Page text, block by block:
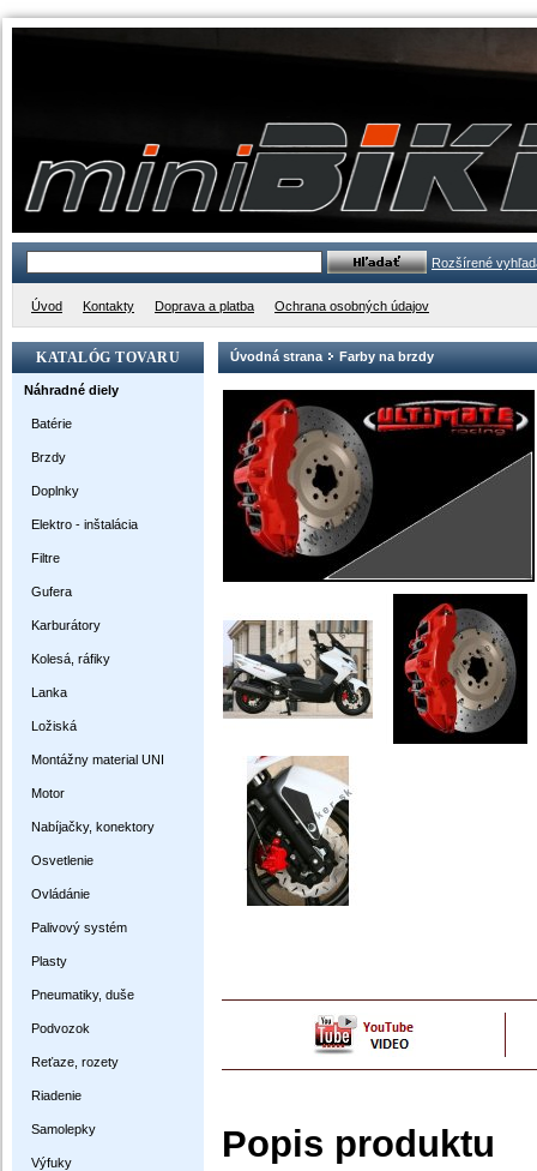
Rozšírené
Úvod Kontakty Doprava a platba Ochrana osobných údajov
KATALÓG TOVARU
Náhradné diely
Batérie
Brzdy
Doplnky
Elektro - inštalácia
Filtre
Gufera
Karburátory
Kolesá, ráfiky
Lanka
Ložiská
Montážny material UNI
Motor
Nabíjačky, konektory
Osvetlenie
Ovládánie
Palivový systém
Plasty
Pneumatiky, duše
Podvozok
Reťaze, rozety
Riadenie
Samolepky
Výfuky
Úvodná strana Farby na brzdy
Popis produktu